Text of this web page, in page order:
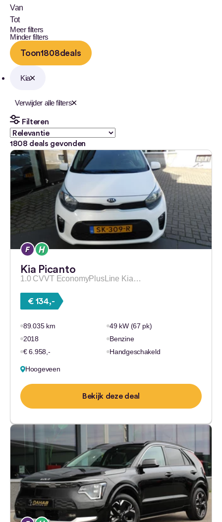
Van
Tot
Meer filters
Minder filters
Toon1808deals
Kia
Verwijder alle filters
Filteren
1808 deals gevonden
Kia Picanto
1.0 CVVT EconomyPlusLine Kia…
€ 134,-
89.035 km
49 kW (67 pk)
2018
Benzine
€ 6.958,-
Handgeschakeld
Hoogeveen
Bekijk deze deal